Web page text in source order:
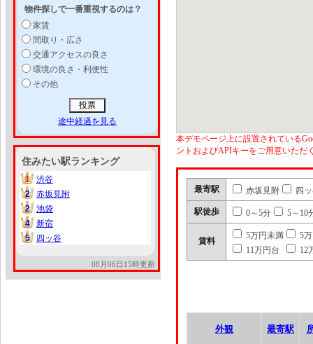
物件探しで一番重視するのは？
家賃
間取り・広さ
交通アクセスの良さ
環境の良さ・利便性
その他
途中経過を見る
住みたい駅ランキング
1
1
渋谷
2
2
赤坂見附
2
2
池袋
4
4
新宿
5
5 四ッ谷
08月06日15時更新
本デモページ上に設置されている
ントおよびAPIキーをご用意いただ
最寄駅 赤坂見附 四
駅徒歩 0～5分 5～10
賃料
5万円未満
5
11万円台
12
外観 最寄駅